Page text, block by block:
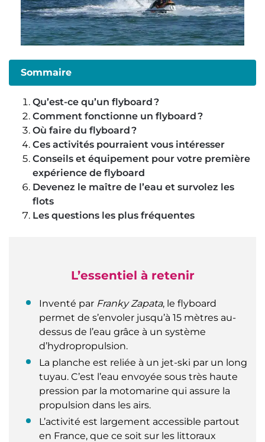
Sommaire
Qu’est-ce qu’un flyboard ?
Comment fonctionne un flyboard ?
Où faire du flyboard ?
Ces activités pourraient vous intéresser
Conseils et équipement pour votre première
expérience de flyboard
Devenez le maître de l’eau et survolez les
flots
Les questions les plus fréquentes
L’essentiel à retenir
Inventé par Franky Zapata, le flyboard
permet de s’envoler jusqu’à 15 mètres au-
dessus de l’eau grâce à un système
d’hydropropulsion.
La planche est reliée à un jet-ski par un long
tuyau. C’est l’eau envoyée sous très haute
pression par la motomarine qui assure la
propulsion dans les airs.
L’activité est largement accessible partout
en France, que ce soit sur les littoraux